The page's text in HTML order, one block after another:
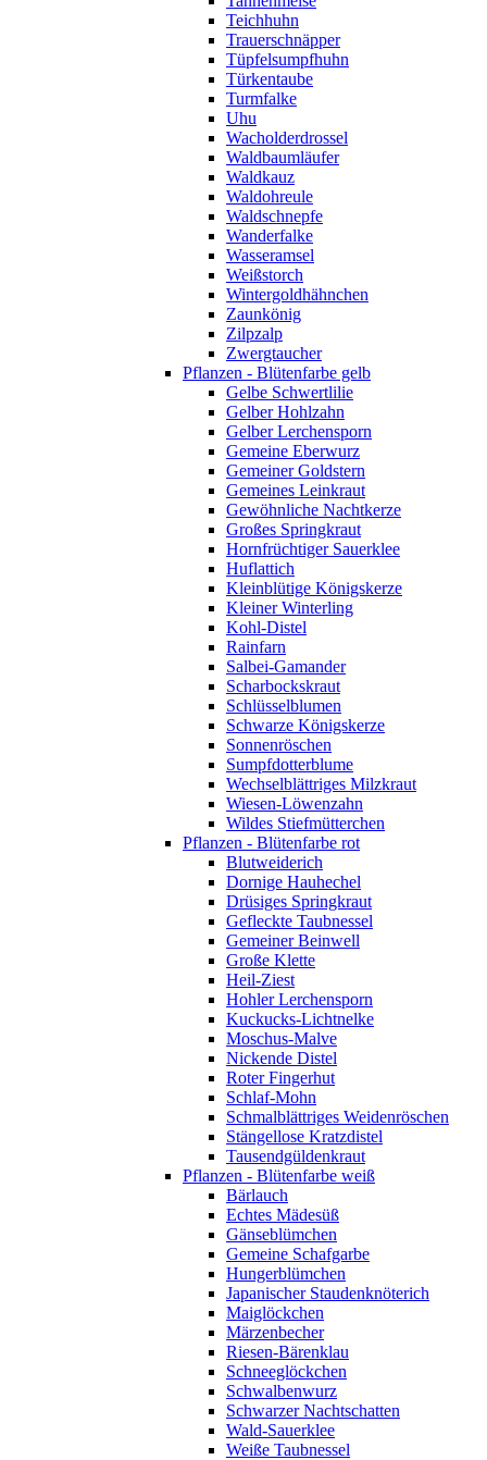
Teichhuhn
Trauerschnäpper
Tüpfelsumpfhuhn
Türkentaube
Turmfalke
Uhu
Wacholderdrossel
Waldbaumläufer
Waldkauz
Waldohreule
Waldschnepfe
Wanderfalke
Wasseramsel
Weißstorch
Wintergoldhähnchen
Zaunkönig
Zilpzalp
Zwergtaucher
Pflanzen - Blütenfarbe gelb
Gelbe Schwertlilie
Gelber Hohlzahn
Gelber Lerchensporn
Gemeine Eberwurz
Gemeiner Goldstern
Gemeines Leinkraut
Gewöhnliche Nachtkerze
Großes Springkraut
Hornfrüchtiger Sauerklee
Huflattich
Kleinblütige Königskerze
Kleiner Winterling
Kohl-Distel
Rainfarn
Salbei-Gamander
Scharbockskraut
Schlüsselblumen
Schwarze Königskerze
Sonnenröschen
Sumpfdotterblume
Wechselblättriges Milzkraut
Wiesen-Löwenzahn
Wildes Stiefmütterchen
Pflanzen - Blütenfarbe rot
Blutweiderich
Dornige Hauhechel
Drüsiges Springkraut
Gefleckte Taubnessel
Gemeiner Beinwell
Große Klette
Heil-Ziest
Hohler Lerchensporn
Kuckucks-Lichtnelke
Moschus-Malve
Nickende Distel
Roter Fingerhut
Schlaf-Mohn
Schmalblättriges Weidenröschen
Stängellose Kratzdistel
Tausendgüldenkraut
Pflanzen - Blütenfarbe weiß
Bärlauch
Echtes Mädesüß
Gänseblümchen
Gemeine Schafgarbe
Hungerblümchen
Japanischer Staudenknöterich
Maiglöckchen
Märzenbecher
Riesen-Bärenklau
Schneeglöckchen
Schwalbenwurz
Schwarzer Nachtschatten
Wald-Sauerklee
Weiße Taubnessel